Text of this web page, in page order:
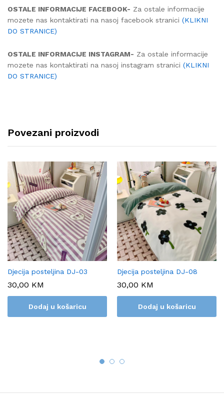
OSTALE INFORMACIJE FACEBOOK- Za ostale informacije
mozete nas kontaktirati na nasoj facebook stranici (KLIKNI
DO STRANICE)
OSTALE INFORMACIJE INSTAGRAM- Za ostale informacije
mozete nas kontaktirati na nasoj instagram stranici (KLIKNI
DO STRANICE)
Povezani proizvodi
Djecija posteljina DJ-03
30,00 KM
Dodaj u košaricu
Djecija posteljina DJ-08
30,00 KM
Dodaj u košaricu